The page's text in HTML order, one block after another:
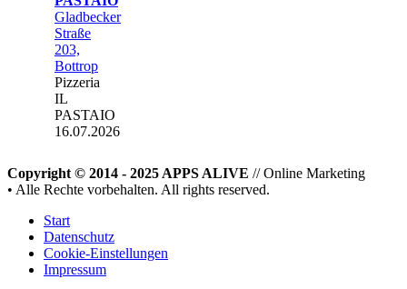
Gladbecker
Straße
203,
Bottrop
Pizzeria
IL
PASTAIO
16.07.2026
Copyright © 2014 - 2025 APPS ALIVE // Online Marketing
• Alle Rechte vorbehalten. All rights reserved.
Start
Datenschutz
Cookie-Einstellungen
Impressum